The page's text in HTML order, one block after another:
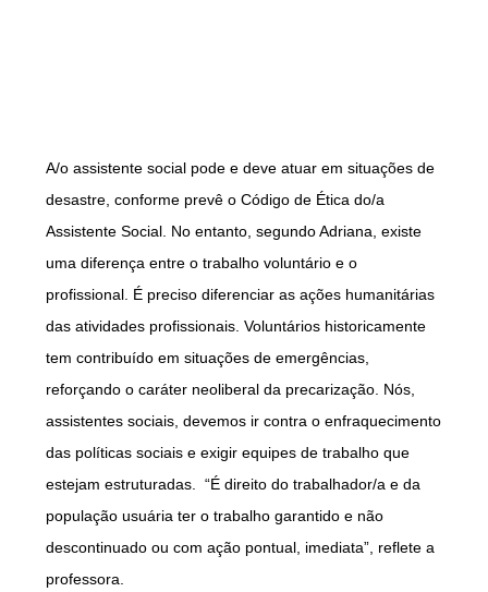
A/o assistente social pode e deve atuar em situações de
desastre, conforme prevê o Código de Ética do/a
Assistente Social. No entanto, segundo Adriana, existe
uma diferença entre o trabalho voluntário e o
profissional. É preciso diferenciar as ações humanitárias
das atividades profissionais. Voluntários historicamente
tem contribuído em situações de emergências,
reforçando o caráter neoliberal da precarização. Nós,
assistentes sociais, devemos ir contra o enfraquecimento
das políticas sociais e exigir equipes de trabalho que
estejam estruturadas. “É direito do trabalhador/a e da
população usuária ter o trabalho garantido e não
descontinuado ou com ação pontual, imediata”, reflete a
professora.